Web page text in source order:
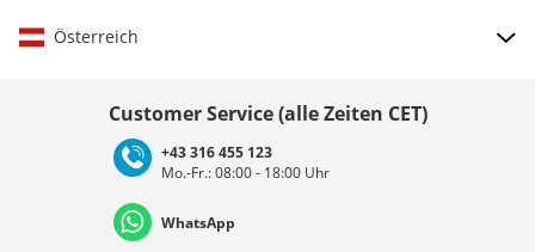
Österreich
Deutschland Österreich
Customer Service (alle Zeiten CET)
+43 316 455 123
Mo.-Fr.: 08:00 - 18:00 Uhr
WhatsApp